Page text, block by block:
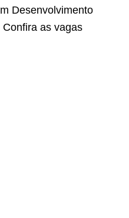
Desenvolvimento
as vagas